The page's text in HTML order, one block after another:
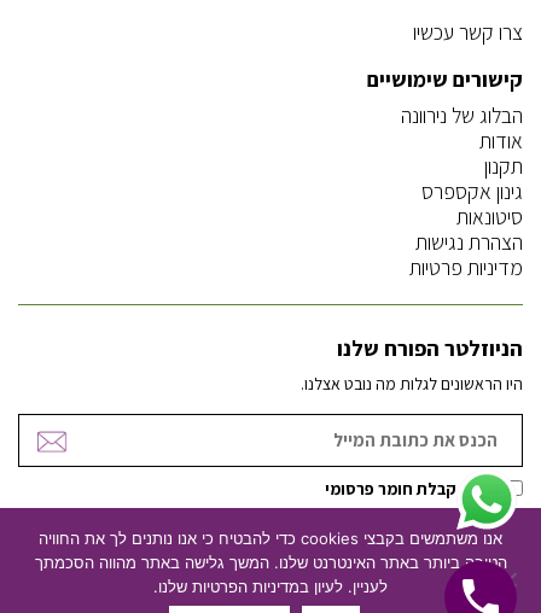
צרו קשר עכשיו
קישורים שימושיים
הבלוג של נירוונה
אודות
תקנון
גינון אקספרס
סיטונאות
הצהרת נגישות
מדיניות פרטיות
הניוזלטר הפורח שלנו
היו הראשונים לגלות מה נובט אצלנו.
אישור קבלת חומר פרסומי
ניהול וקידום אתרים עיצוב אתרים
אנו משתמשים בקבצי cookies כדי להבטיח כי אנו נותנים לך את החוויה
הטובה ביותר באתר האינטרנט שלנו. המשך גלישה באתר מהווה הסכמתך
לעניין. לעיון במדיניות הפרטיות שלנו.